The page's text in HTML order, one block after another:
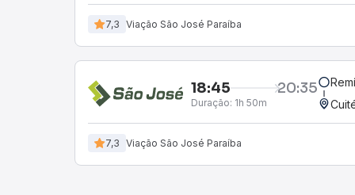
7,3 Viação São José Paraíba
18:45 20:35
Duração: 1h 50m
7,3 Viação São José Paraíba